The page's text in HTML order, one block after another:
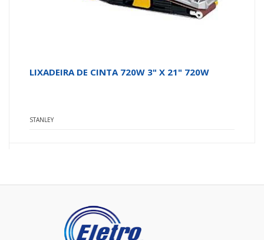
LIXADEIRA DE CINTA 720W 3" X 21" 720W
STANLEY